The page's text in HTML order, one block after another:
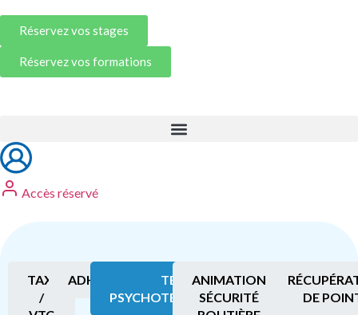
Réservez vos stages
Réservez vos formations
Accès réservé
TAXI
/
ADHÉSION
TEST
PSYCHOTECHNIQUES
ANIMATION
SÉCURITÉ
DE